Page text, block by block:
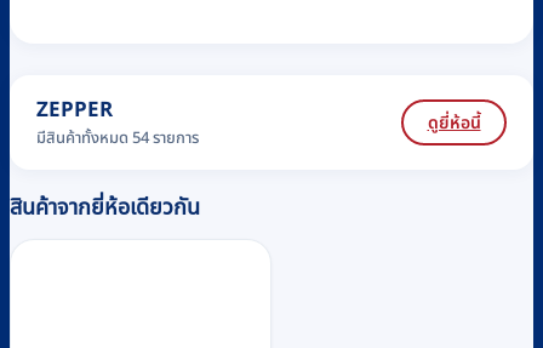
ZEPPER
มีสินค้าทั้งหมด 54 รายการ
ดูยี่ห้อนี้
สินค้าจากยี่ห้อเดียวกัน